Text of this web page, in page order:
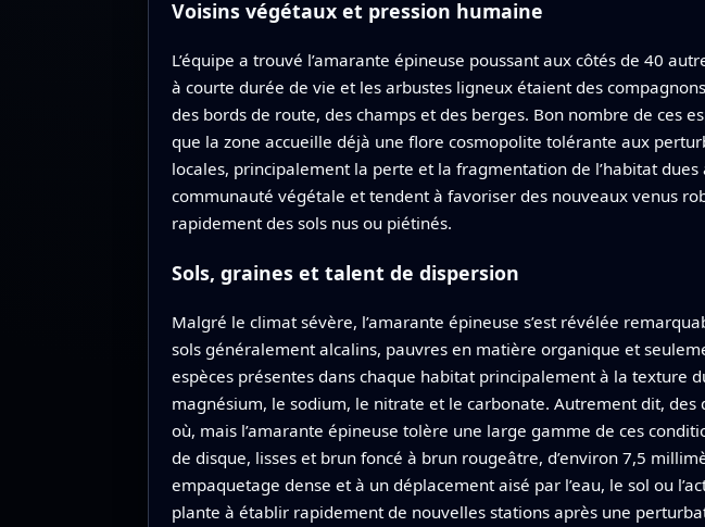
Voisins végétaux et pression humaine
L’équipe a trouvé l’amarante épineuse poussant aux côtés de 40
à courte durée de vie et les arbustes ligneux étaient des
des bords de route, des champs et des berges. Bon nombre de ces
que la zone accueille déjà une flore cosmopolite tolérante aux
locales, principalement la perte et la fragmentation de l’habitat
communauté végétale et tendent à favoriser des nouveaux venus
rapidement des sols nus ou piétinés.
Sols, graines et talent de dispersion
Malgré le climat sévère, l’amarante épineuse s’est révélée
sols généralement alcalins, pauvres en matière organique et
espèces présentes dans chaque habitat principalement à la texture
magnésium, le sodium, le nitrate et le carbonate. Autrement dit,
où, mais l’amarante épineuse tolère une large gamme de ces
de disque, lisses et brun foncé à brun rougeâtre, d’environ 7,5
empaquetage dense et à un déplacement aisé par l’eau, le sol ou
plante à établir rapidement de nouvelles stations après une